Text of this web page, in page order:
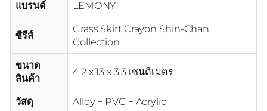
แบรนด์ LEMONY
ซีรีส์
Grass Skirt Crayon Shin-Chan
Collection
ขนาด
สินค้า
4.2 x 13 x 3.3 เซนติเมตร
วัสดุ Alloy + PVC + Acrylic